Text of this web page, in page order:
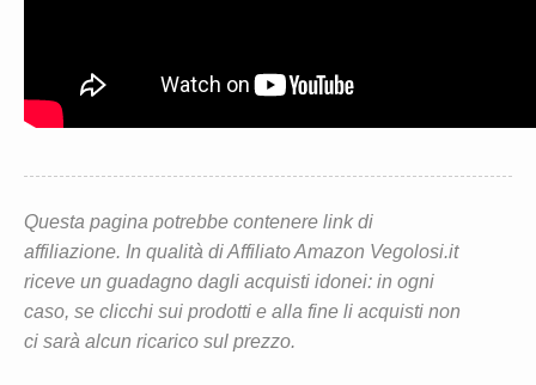
Questa pagina potrebbe contenere link di
affiliazione. In qualità di Affiliato Amazon Vegolosi.it
riceve un guadagno dagli acquisti idonei: in ogni
caso, se clicchi sui prodotti e alla fine li acquisti non
ci sarà alcun ricarico sul prezzo.